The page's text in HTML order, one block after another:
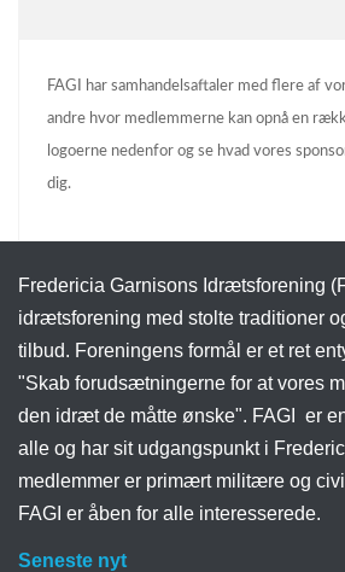
FAGI har samhandelsaftaler med flere af
andre hvor medlemmerne kan opnå en
logoerne nedenfor og se hvad vores
dig.
Fredericia Garnisons Idrætsforening
idrætsforening med stolte traditioner
tilbud. Foreningens formål er et ret
"Skab forudsætningerne for at vores
den idræt de måtte ønske". FAGI er
alle og har sit udgangspunkt i
medlemmer er primært militære og
FAGI er åben for alle interesserede.
Seneste nyt